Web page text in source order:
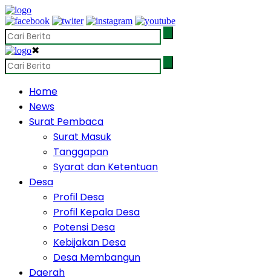
✖
Home
News
Surat Pembaca
Surat Masuk
Tanggapan
Syarat dan Ketentuan
Desa
Profil Desa
Profil Kepala Desa
Potensi Desa
Kebijakan Desa
Desa Membangun
Daerah